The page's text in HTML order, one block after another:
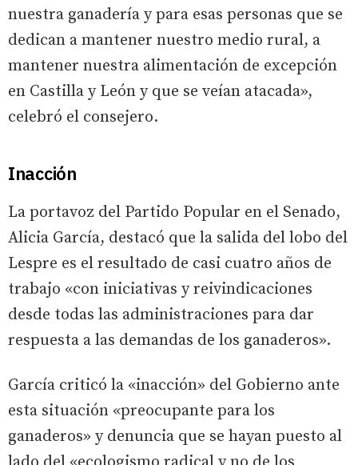
nuestra ganadería y para esas personas que se
dedican a mantener nuestro medio rural, a
mantener nuestra alimentación de excepción
en Castilla y León y que se veían atacada»,
celebró el consejero.
Inacción
La portavoz del Partido Popular en el Senado,
Alicia García, destacó que la salida del lobo del
Lespre es el resultado de casi cuatro años de
trabajo «con iniciativas y reivindicaciones
desde todas las administraciones para dar
respuesta a las demandas de los ganaderos».
García criticó la «inacción» del Gobierno ante
esta situación «preocupante para los
ganaderos» y denuncia que se hayan puesto al